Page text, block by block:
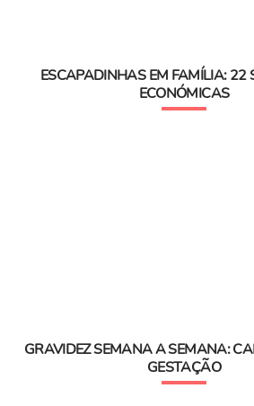
ESCAPADINHAS EM FAMÍLIA: 22
ECONÓMICAS
GRAVIDEZ SEMANA A SEMANA:
GESTAÇÃO